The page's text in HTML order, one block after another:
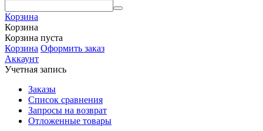
Корзина
Корзина
Корзина пуста
Корзина Оформить заказ
Аккаунт
Учетная запись
Заказы
Список сравнения
Запросы на возврат
Отложенные товары